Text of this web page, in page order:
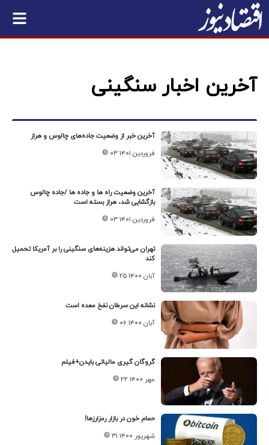
آخرین اخبار سنگینی
آخرین خبر از وضعیت جاده‌های چالوس و هراز
۰۳ فروردین ۱۴۰۱
آخرین وضعیت راه ها و جاده ها /جاده چالوس
بازگشایی شد، هراز بسته است
۰۳ فروردین ۱۴۰۱
تهران می‌تواند هزینه‌های سنگینی را بر آمریکا تحمیل
کند
۲۵ آبان ۱۴۰۰
نشانه این سرطان نفخ معده است
۰۶ آبان ۱۴۰۰
گروگان گیری مالیاتی بایدن+فیلم
۲۲ مهر ۱۴۰۰
حمام خون در بازار رمزارزها!
۳۱ شهریور ۱۴۰۰